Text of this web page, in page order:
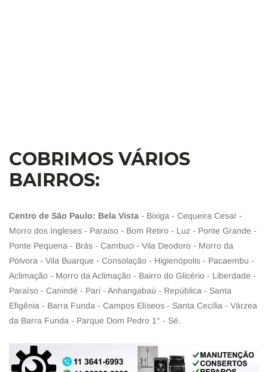
COBRIMOS VÁRIOS
BAIRROS:
Centro de São Paulo: Bela Vista - Bixiga - Cequeira Cesar -
Morro dos Ingleses - Paraiso - Bom Retiro - Luz - Ponte Grande -
Ponte Pequena - Brás - Cambuci - Vila Deodoro - Morro da
Pólvora - Vila Buarque - Consolação - Higienópolis - Pacaembu -
Aclimação - Morro da Aclimação - Bairro do Glicério - Liberdade -
Paraíso - Canindé - Pari - Anhangabaú - República - Santa
Efigênia - Barra Funda - Campos Elíseos - Santa Cecília - Várzea
da Barra Funda - Parque Dom Pedro 1° - Sé.